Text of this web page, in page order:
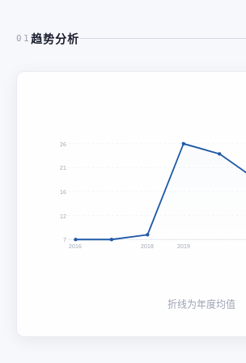
01 趋势分析
26
21
16
12
7
2016 2018 2019
折线为年度均值